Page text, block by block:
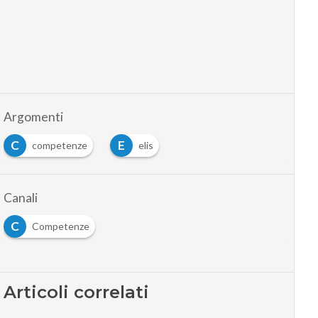
Argomenti
C
competenze E elis
Canali
C
Competenze
Articoli correlati